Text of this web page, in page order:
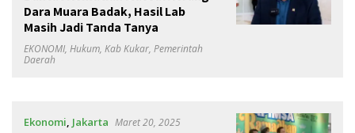
Dara Muara Badak, Hasil Lab
Masih Jadi Tanda Tanya
EKONOMI, Hukum, Kab Kukar, Pemerintah
Daerah
Ekonomi, Jakarta Maret 20, 2025